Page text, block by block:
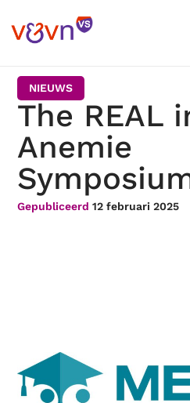
NIEUWS
The REAL
Anemie
Gepubliceerd 12 februari 2025